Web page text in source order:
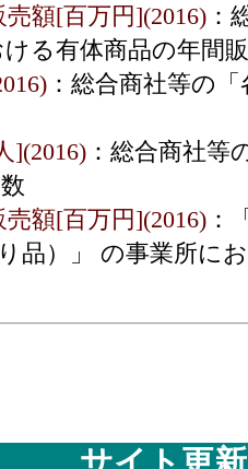
間
17,821[
売
額[百万円](2016) ：
る有体商品の年間
：総合商社等の
](2016) ：総合商社等
額[百万円](2016) ：
品）」 の事業所に
：「繊維・衣服
[百万円](2016) ：「
サイト更